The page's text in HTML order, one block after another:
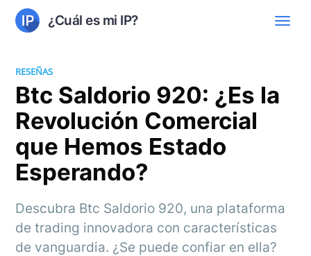
¿Cuál es mi IP?
RESEÑAS
Btc Saldorio 920: ¿Es la
Revolución Comercial
que Hemos Estado
Esperando?
Descubra Btc Saldorio 920, una plataforma
de trading innovadora con características
de vanguardia. ¿Se puede confiar en ella?